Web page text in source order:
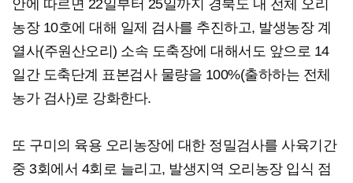
안에 따르면 22일부터 25일까지 경북도 내 전체 오리
농장 10호에 대해 일제 검사를 추진하고, 발생농장 계
열사(주원산오리) 소속 도축장에 대해서도 앞으로 14
일간 도축단계 표본검사 물량을 100%(출하하는 전체
농가 검사)로 강화한다.
또 구미의 육용 오리농장에 대한 정밀검사를 사육기간
중 3회에서 4회로 늘리고, 발생지역 오리농장 입식 점